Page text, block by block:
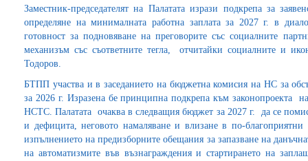
Заместник-председателят на Палатата изрази подкрепа за
определяне на минималната работна заплата за 2027 г. в
готовност за подновяване на преговорите със социалните
механизъм със съответните тегла, отчитайки социалните и
Тодоров.
БТПП участва и в заседанието на бюджетна комисия на НС за
за 2026 г. Изразена бе принципна подкрепа към законопроекта
НСТС. Палатата очаква в следващия бюджет за 2027 г. да се
и дефицита, неговото намаляване и влизане в по-
изпълнението на предизборните обещания за запазване на
на автоматизмите във възнаграждения и стартирането на